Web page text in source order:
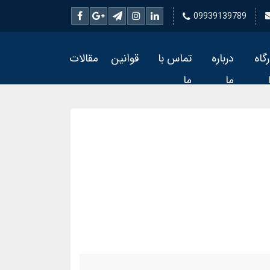
09939139789
درباره
ما
تماس با
ما
قوانین مقالات